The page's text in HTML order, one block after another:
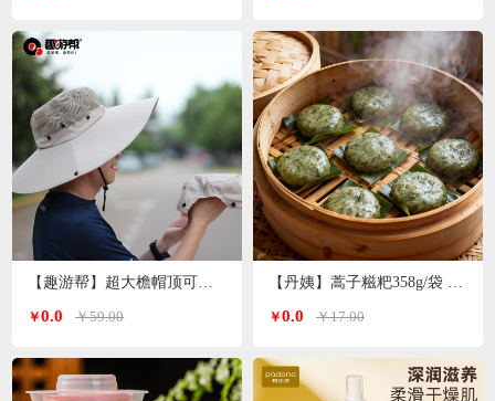
【趣游帮】超大檐帽顶可拆卸防晒帽（S-2308）
￥0.0 ￥59.00
【丹姨】蒿子糍粑358g/袋 6个装（甜味）
￥0.0 ￥17.00